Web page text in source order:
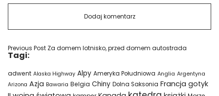
Previous Post Za domem lotnisko, przed domem autostrada
Tagi:
adwent Alaska Highway Alpy Ameryka Południowa Anglia Argentyna
Arizona Azja Bawaria Belgia Chiny Dolna Saksonia Francja gotyk